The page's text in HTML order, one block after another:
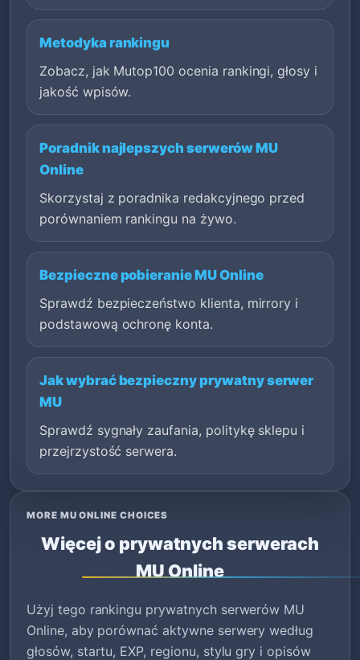
Metodyka rankingu
Zobacz, jak Mutop100 ocenia rankingi, głosy i
jakość wpisów.
Poradnik najlepszych serwerów MU
Online
Skorzystaj z poradnika redakcyjnego przed
porównaniem rankingu na żywo.
Bezpieczne pobieranie MU Online
Sprawdź bezpieczeństwo klienta, mirrory i
podstawową ochronę konta.
Jak wybrać bezpieczny prywatny serwer
MU
Sprawdź sygnały zaufania, politykę sklepu i
przejrzystość serwera.
MORE MU ONLINE CHOICES
Więcej o prywatnych serwerach
MU Online
Użyj tego rankingu prywatnych serwerów MU
Online, aby porównać aktywne serwery według
głosów, startu, EXP, regionu, stylu gry i opisów